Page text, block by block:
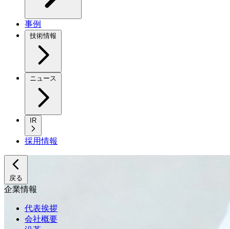
事例
技術情報
ニュース
IR
採用情報
戻る
企業情報
代表挨拶
会社概要